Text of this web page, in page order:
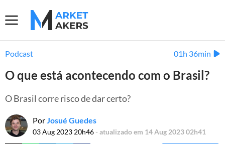
Podcast 01h 36min
O que está acontecendo com o Brasil?
O Brasil corre risco de dar certo?
PorJosué Guedes
03 Aug 2023 20h46- atualizado em 14 Aug 2023 02h41